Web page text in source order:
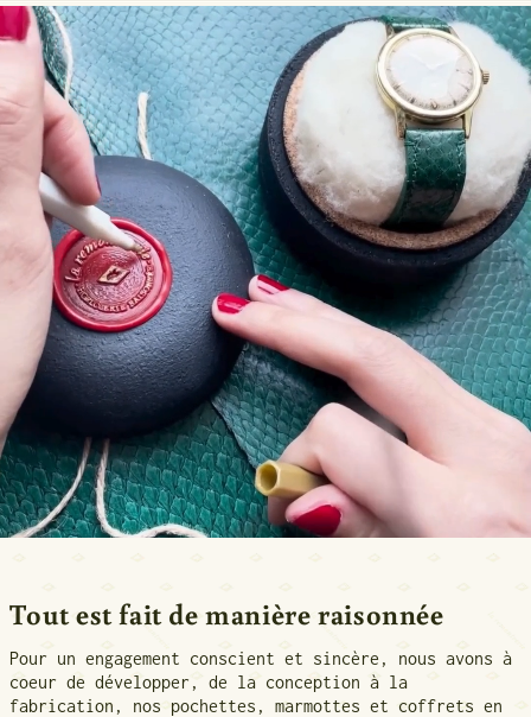
Tout est fait de manière raisonnée
Pour un engagement conscient et sincère, nous avons à
coeur de développer, de la conception à la
fabrication, nos pochettes, marmottes et coffrets en